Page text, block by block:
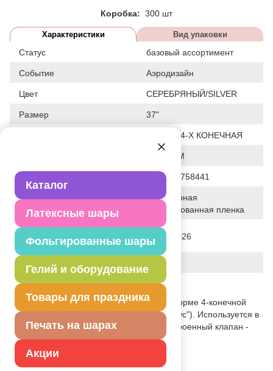
Каталог
Латексные шары
Фольгированные шары
Гелий и оборудование
Товары для праздника
Печать на шарах
Акции
Коробка: 300 шт
Характеристики Вид упаковки
Статус базовый ассортимент
Событие Аэродизайн
Цвет СЕРЕБРЯНЫЙ/SILVER
Размер 37"
ЗВЕЗДА 4-Х КОНЕЧНАЯ
37"/94СМ
4650099758441
Полимерная
фольгированная пленка
Дата последнего изменения
элемента
31-03-2026
25.000 г
Описание товара
Фольгированный одноцветный шар в форме 4-конечной
звезды (название производителя "Сириус"). Используется в
оформлениях, композициях. Имеет встроенный клапан -
что упрощает надувание.
Товар из коллекции Серебряная